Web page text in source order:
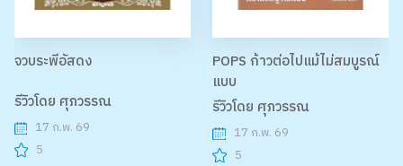
จวบระพีอัสดง
รีวิวโดย ศุภวรรณ
17 ก.พ. 69
5
POPS ก้าวต่อไปแม้ไม่สมบูรณ์
แบบ
รีวิวโดย ศุภวรรณ
17 ก.พ. 69
5